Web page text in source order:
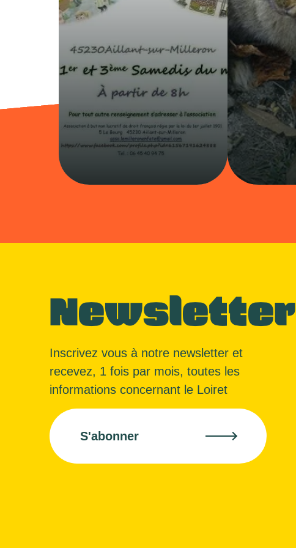
Newsletter
Inscrivez vous à notre newsletter et
recevez, 1 fois par mois, toutes les
informations concernant le Loiret
S'abonner